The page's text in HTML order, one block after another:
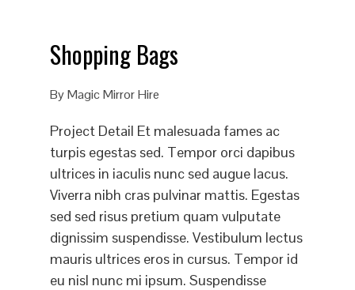
Shopping Bags
ByMagic Mirror Hire
Project Detail Et malesuada fames ac
turpis egestas sed. Tempor orci dapibus
ultrices in iaculis nunc sed augue lacus.
Viverra nibh cras pulvinar mattis. Egestas
sed sed risus pretium quam vulputate
dignissim suspendisse. Vestibulum lectus
mauris ultrices eros in cursus. Tempor id
eu nisl nunc mi ipsum. Suspendisse